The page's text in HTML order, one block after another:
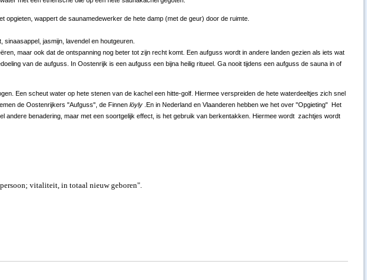
wappert de saunamedewerker de hete damp (met de geur) door de ruimte.
jasmijn, lavendel en houtgeuren.
maar ook dat de ontspanning nog beter tot zijn recht komt. Een aufguss wordt in andere landen gezien als iets wat
van de aufguss. In Oostenrijk is een aufguss een bijna heilig ritueel. Ga nooit tijdens een aufguss de sauna in of
Een scheut water op hete stenen van de kachel een hitte-golf. Hiermee verspreiden de hete waterdeeltjes zich snel
de Oostenrijkers "Aufguss", de Finnen löyly .En in Nederland en Vlaanderen hebben we het over "Opgieting" Het
andere benadering, maar met een soortgelijk effect, is het gebruik van berkentakken. Hiermee wordt zachtjes wordt
vitaliteit, in totaal nieuw geboren".